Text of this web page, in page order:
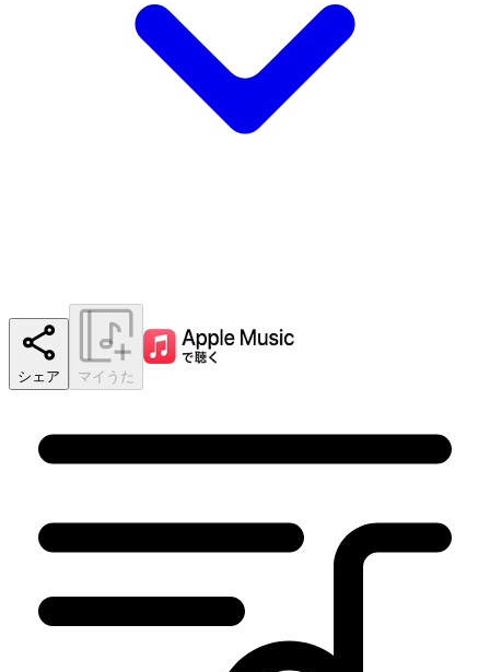
シェア マイうた